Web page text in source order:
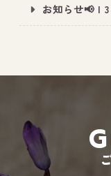
Instagram
お知らせ📢 |